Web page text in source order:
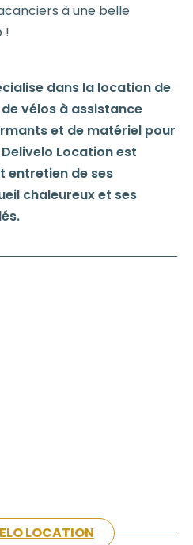
à une belle
!
dans la location de
vélos à assistance
et de matériel pour
Location est
entretien de ses
chaleureux et ses
LOCATION